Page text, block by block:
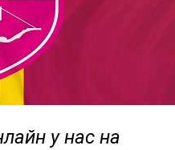
у нас на